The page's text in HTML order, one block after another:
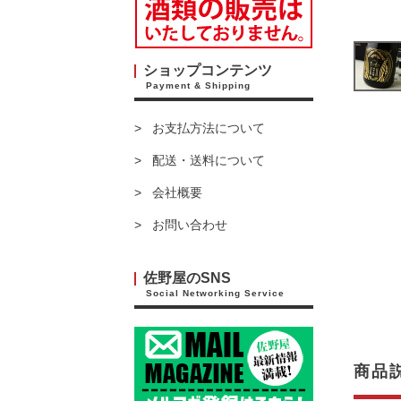
ショップコンテンツ
Payment & Shipping
お支払方法について
配送・送料について
会社概要
お問い合わせ
佐野屋のSNS
Social Networking Service
商品